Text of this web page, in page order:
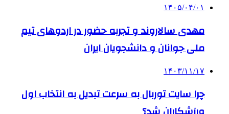
۱۴۰۵/۰۴/۰۱
مهدی سالاروند و تجربه حضور در اردوهای تیم
ملی جوانان و دانشجویان ایران
۱۴۰۳/۱۱/۱۷
چرا سایت توربال به ‌سرعت تبدیل به انتخاب اول